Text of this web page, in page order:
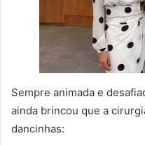
Sempre animada e
ainda brincou que a
dancinhas: